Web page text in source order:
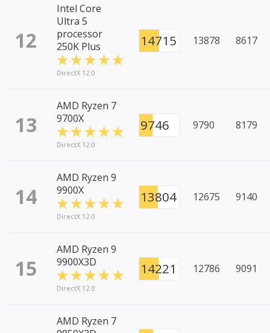
12
Intel Core
Ultra 5
processor
250K Plus
DirectX 12.0
14715 13878 8617
13
AMD Ryzen 7
9700X
DirectX 12.0
9746 9790 8179
14
AMD Ryzen 9
9900X
DirectX 12.0
13804 12675 9140
15
AMD Ryzen 9
9900X3D
DirectX 12.0
14221 12786 9091
AMD Ryzen 7